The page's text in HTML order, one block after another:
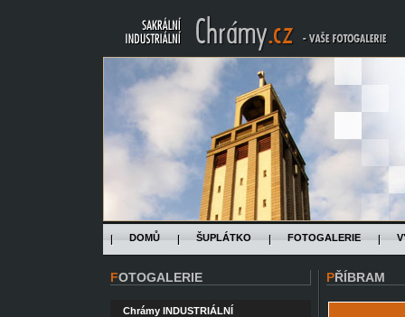
DOMŮ ŠUPLÁTKO FOTOGALERIE
FOTOGALERIE
Chrámy INDUSTRIÁLNÍ
PŘÍBRAM